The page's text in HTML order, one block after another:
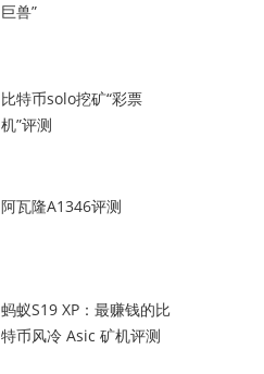
巨兽”
比特币solo挖矿“彩票
机”评测
阿瓦隆A1346评测
蚂蚁S19 XP：最赚钱的比
特币风冷 Asic 矿机评测